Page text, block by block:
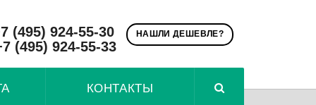
НАШЛИ ДЕШЕВЛЕ?
(495) 924-55-30
(495) 924-55-33
КОНТАКТЫ